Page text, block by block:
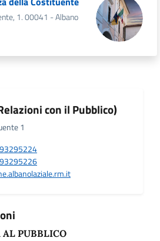
1. 00041 - Albano
con il Pubblico)
1
AL PUBBLICO